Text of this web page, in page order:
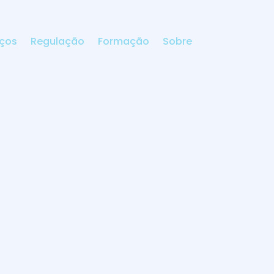
Regulação Formação Sobre